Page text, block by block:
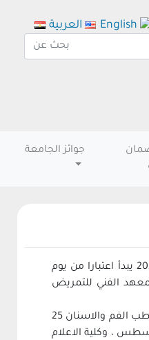
جوائز الجامعة
اعلن الدكتور احمد عكاوي رئيس جامعة جنوب الوادي ان الكشف الطبي على الطلاب الجدد للعام الجامعي 2025/2026 يبدأ اعتبارا من يوم
الفني للتمريض
واضاف رئيس الجامعة انه يبدأ الكشف الطبي على طلاب كلية الطب البشري يوم الاحد 24 اغسطس ، و على طلاب طب الفم والاسنان 25
الصيدلة 26 اغسطس ، كلية العلاج الطبيعي 27 اغسطس ، كليتي الهندسة و الاثار 28 اغسطس ، وكلية الاعلام
العربية English